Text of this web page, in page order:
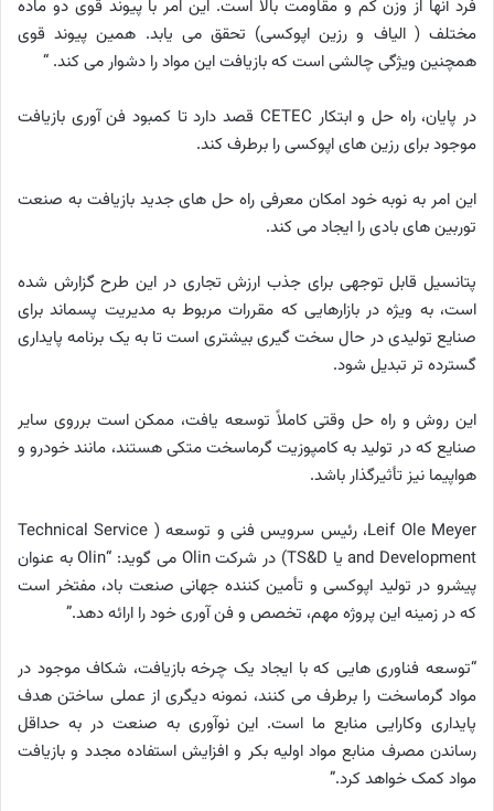
فرد آنها از وزن کم و مقاومت بالا است. این امر با پیوند قوی دو ماده
مختلف ( الیاف و رزین اپوکسی) تحقق می یابد. همین پیوند قوی
همچنین ویژگی چالشی است که بازیافت این مواد را دشوار می کند. “
در پایان، راه حل و ابتکار CETEC قصد دارد تا کمبود فن آوری بازیافت
موجود برای رزین های اپوکسی را برطرف کند.
این امر به نوبه خود امکان معرفی راه حل های جدید بازیافت به صنعت
توربین های بادی را ایجاد می کند.
پتانسیل قابل توجهی برای جذب ارزش تجاری در این طرح گزارش شده
است، به ویژه در بازارهایی که مقررات مربوط به مدیریت پسماند برای
صنایع تولیدی در حال سخت گیری بیشتری است تا به یک برنامه پایداری
گسترده تر تبدیل شود.
این روش و راه حل وقتی کاملاً توسعه یافت، ممکن است برروی سایر
صنایع که در تولید به کامپوزیت گرماسخت متکی هستند، مانند خودرو و
هواپیما نیز تأثیرگذار باشد.
Leif Ole Meyer، رئیس سرویس فنی و توسعه ( Technical Service
and Development یا TS&D) در شرکت Olin می گوید: “Olin به عنوان
پیشرو در تولید اپوکسی و تأمین کننده جهانی صنعت باد، مفتخر است
که در زمینه این پروژه مهم، تخصص و فن آوری خود را ارائه دهد.”
“توسعه فناوری هایی که با ایجاد یک چرخه بازیافت، شکاف موجود در
مواد گرماسخت را برطرف می کنند، نمونه دیگری از عملی ساختن هدف
پایداری وکارایی منابع ما است. این نوآوری به صنعت در به حداقل
رساندن مصرف منابع مواد اولیه بکر و افزایش استفاده مجدد و بازیافت
مواد کمک خواهد کرد.”